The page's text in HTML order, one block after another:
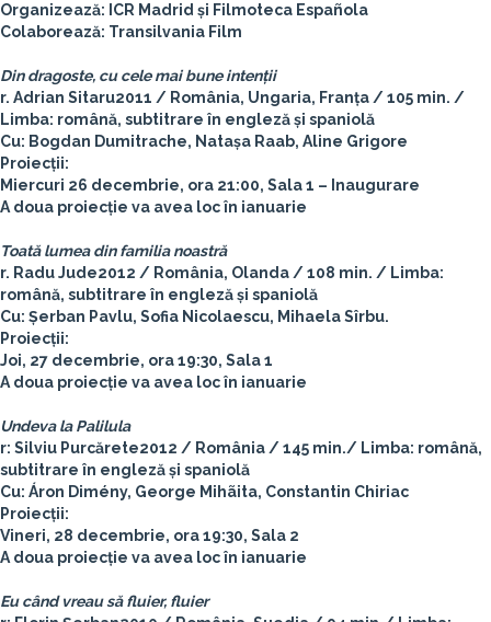
Organizează: ICR Madrid și Filmoteca Española
Colaborează: Transilvania Film
Din dragoste, cu cele mai bune intenții
r. Adrian Sitaru2011 / România, Ungaria, Franța / 105 min. /
Limba: română, subtitrare în engleză și spaniolă
Cu: Bogdan Dumitrache, Natașa Raab, Aline Grigore
Proiecții:
Miercuri 26 decembrie, ora 21:00, Sala 1 – Inaugurare
A doua proiecție va avea loc în ianuarie
Toată lumea din familia noastră
r. Radu Jude2012 / România, Olanda / 108 min. / Limba:
română, subtitrare în engleză și spaniolă
Cu: Șerban Pavlu, Sofia Nicolaescu, Mihaela Sîrbu.
Proiecții:
Joi, 27 decembrie, ora 19:30, Sala 1
A doua proiecție va avea loc în ianuarie
Undeva la Palilula
r: Silviu Purcărete2012 / România / 145 min./ Limba: română,
subtitrare în engleză și spaniolă
Cu: Áron Dimény, George Mihãita, Constantin Chiriac
Proiecții:
Vineri, 28 decembrie, ora 19:30, Sala 2
A doua proiecție va avea loc în ianuarie
Eu când vreau să fluier, fluier